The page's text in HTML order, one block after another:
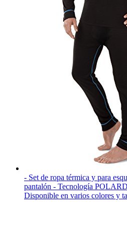
- Set de ropa térmica y para
pantalón - Tecnología
Disponible en varios colores y